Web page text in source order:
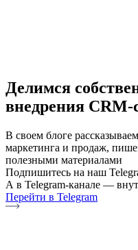
Делимся
внедрения CRM-
В своем блоге
маркетинга и продаж,
полезными материалами
Подпишитесь на наш
А в Telegram-канале —
Перейти в Telegram